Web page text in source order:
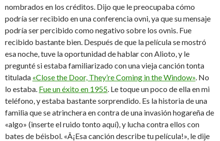
nombrados en los créditos. Dijo que le preocupaba cómo
podría ser recibido en una conferencia ovni, ya que su mensaje
podría ser percibido como negativo sobre los ovnis. Fue
recibido bastante bien. Después de que la película se mostró
esa noche, tuve la oportunidad de hablar con Alioto, y le
pregunté si estaba familiarizado con una vieja canción tonta
titulada «Close the Door, They’re Coming in the Window». No
lo estaba. Fue un éxito en 1955. Le toque un poco de ella en mi
teléfono, y estaba bastante sorprendido. Es la historia de una
familia que se atrinchera en contra de una invasión hogareña de
«algo» (inserte el ruido tonto aquí), y lucha contra ellos con
bates de béisbol. «Â¡Esa canción describe tu película!», le dije